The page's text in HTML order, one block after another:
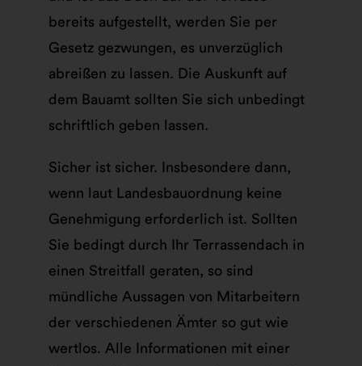
bereits aufgestellt, werden Sie per
Gesetz gezwungen, es unverzüglich
abreißen zu lassen. Die Auskunft auf
dem Bauamt sollten Sie sich unbedingt
schriftlich geben lassen.
Sicher ist sicher. Insbesondere dann,
wenn laut Landesbauordnung keine
Genehmigung erforderlich ist. Sollten
Sie bedingt durch Ihr Terrassendach in
einen Streitfall geraten, so sind
mündliche Aussagen von Mitarbeitern
der verschiedenen Ämter so gut wie
wertlos. Alle Informationen mit einer